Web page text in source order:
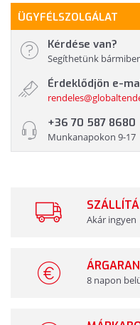
ÜGYFÉLSZOLGÁLAT
Kérdése van?
Segíthetünk
Érdeklődjön e-
+36 70 587 8680
Munkanapokon 9-17
Akár ingyen
8 napon